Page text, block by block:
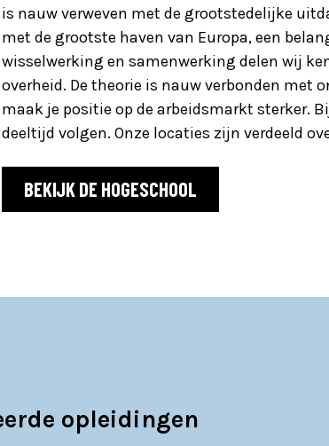
is nauw verweven met de grootstedelijke
met de grootste haven van Europa, een
wisselwerking en samenwerking delen wij
overheid. De theorie is nauw verbonden met
maak je positie op de arbeidsmarkt sterker.
deeltijd volgen. Onze locaties zijn verdeeld
BEKIJK DE HOGESCHOOL
opleidingen